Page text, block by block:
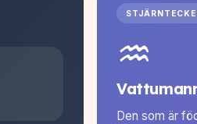
♒
Den som är